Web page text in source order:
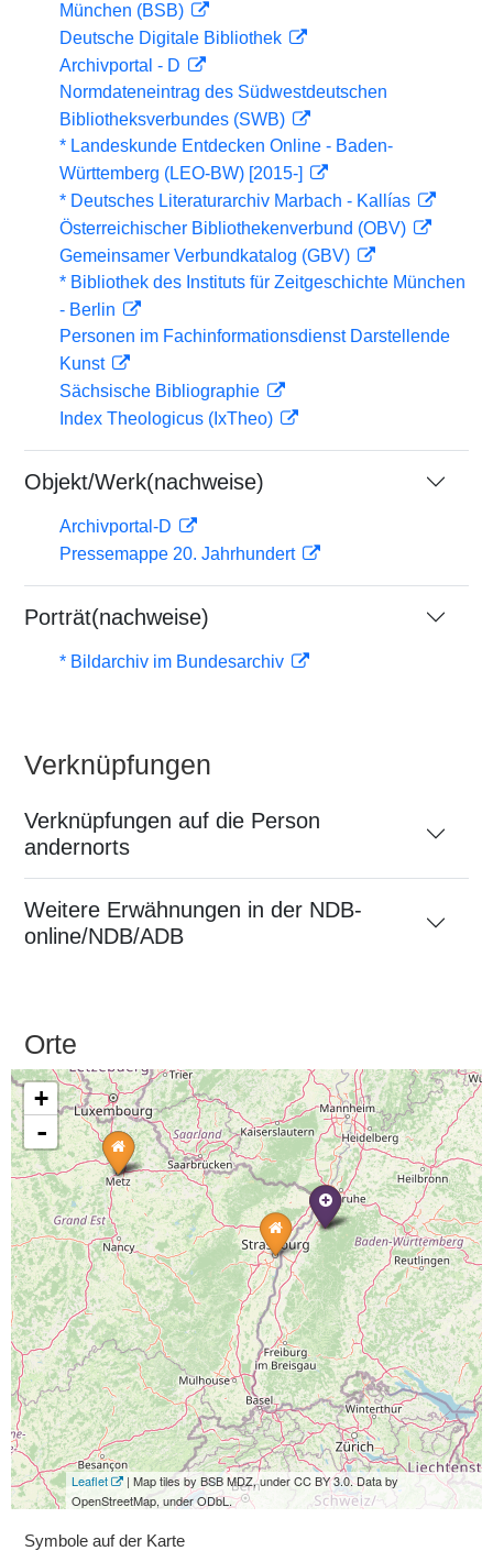
München (BSB)
Deutsche Digitale Bibliothek
Archivportal - D
Normdateneintrag des Südwestdeutschen
Bibliotheksverbundes (SWB)
* Landeskunde Entdecken Online - Baden-
Württemberg (LEO-BW) [2015-]
* Deutsches Literaturarchiv Marbach - Kallías
Österreichischer Bibliothekenverbund (OBV)
Gemeinsamer Verbundkatalog (GBV)
* Bibliothek des Instituts für Zeitgeschichte München
- Berlin
Personen im Fachinformationsdienst Darstellende
Kunst
Sächsische Bibliographie
Index Theologicus (IxTheo)
Objekt/Werk(nachweise)
Archivportal-D
Pressemappe 20. Jahrhundert
Porträt(nachweise)
* Bildarchiv im Bundesarchiv
Verknüpfungen
Verknüpfungen auf die Person
andernorts
Weitere Erwähnungen in der NDB-
online/NDB/ADB
Orte
+
-
Leaflet
| Map tiles by BSB MDZ, under CC BY 3.0. Data by
OpenStreetMap, under ODbL.
Symbole auf der Karte